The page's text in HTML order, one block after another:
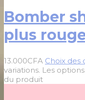
Bomber
plus
13.000CFA Choix des
variations. Les
du produit